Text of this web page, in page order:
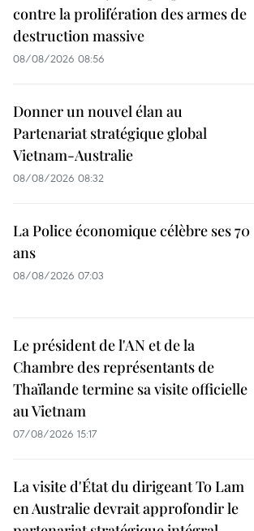
contre la prolifération des armes de
destruction massive
08/08/2026 08:56
Donner un nouvel élan au
Partenariat stratégique global
Vietnam-Australie
08/08/2026 08:32
La Police économique célèbre ses 70
ans
08/08/2026 07:03
Le président de l'AN et de la
Chambre des représentants de
Thaïlande termine sa visite officielle
au Vietnam
07/08/2026 15:17
La visite d'État du dirigeant To Lam
en Australie devrait approfondir le